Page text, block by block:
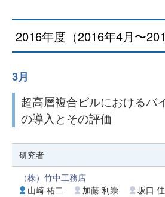
2016年度 （2016年4月〜
3月
超高層複合ビルにおけるバ
の導入とその評価
研究者
（株）竹中工務店
山崎 祐二
加藤 利崇
坂口